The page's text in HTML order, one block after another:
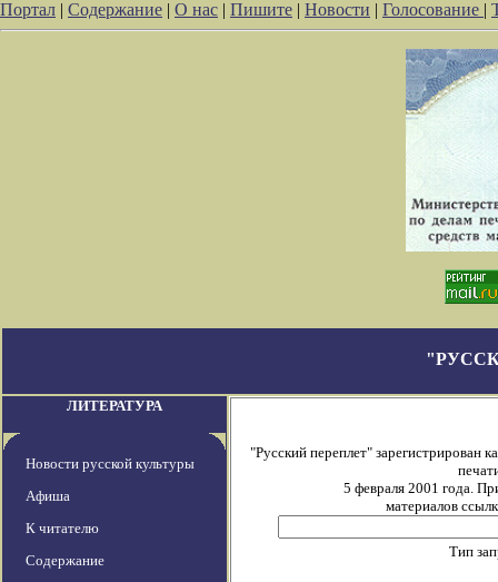
Портал | Содержание | О нас | Пишите | Новости | Голосование |
ЛИТЕРАТУРА
Новости русской культуры
Афиша
К читателю
Содержание
"Русский переплет" зарегистрирован
5 февраля 2001 года.
материалов
Тип